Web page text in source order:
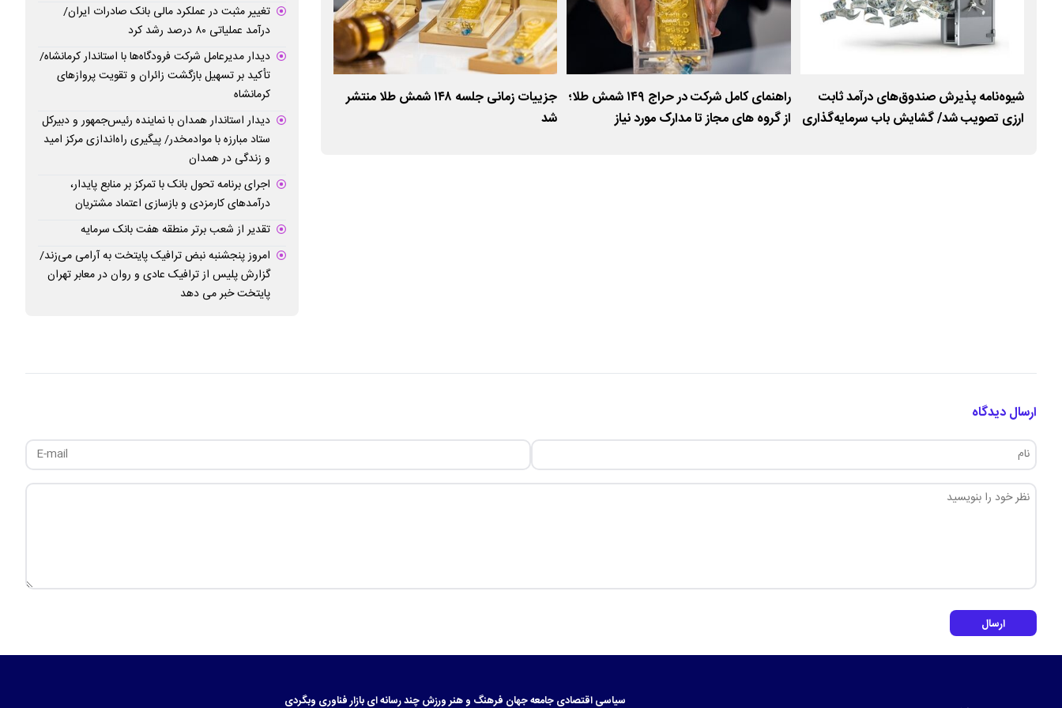
شیوه‌نامه پذیرش صندوق‌های درآمد ثابت
ارزی تصویب شد/ گشایش باب سرمایه‌گذاری
راهنمای کامل شرکت در حراج ۱۴۹ شمش طلا؛
از گروه های مجاز تا مدارک مورد نیاز
جزییات زمانی جلسه ۱۴۸ شمش طلا منتشر
شد
تداوم حراج‌های هفتگی شمش طلا / جزئیات
بازخرید و
مبادله ایران
تغییر مثبت در عملکرد مالی بانک صادرات ایران/
درآمد عملیاتی ۸۰ درصد رشد کرد
دیدار مدیرعامل شرکت فرودگاه‌ها با استاندار کرمانشاه/
تأکید بر تسهیل بازگشت زائران و تقویت پروازهای
کرمانشاه
دیدار استاندار همدان با نماینده رئیس‌جمهور و دبیرکل
ستاد مبارزه با موادمخدر/ پیگیری راه‌اندازی مرکز امید
و زندگی در همدان
اجرای برنامه تحول بانک با تمرکز بر منابع پایدار،
درآمدهای کارمزدی و بازسازی اعتماد مشتریان
تقدیر از شعب برتر منطقه هفت بانک سرمایه
امروز پنجشنبه نبض ترافیک پایتخت به آرامی می‌زند/
گزارش پلیس از ترافیک عادی و روان در معابر تهران
پایتخت خبر می دهد
ارسال دیدگاه
ارسال
سیاسیاقتصادیجامعهجهان فرهنگ و هنرورزشچند رسانه ایبازارفناوری وبگردی